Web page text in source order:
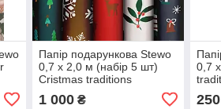
Папір подарункова Stewo
0,7 х 2,0 м (набір 5 шт)
Cristmas traditions
Швейцарія 2528151098-7
1 000₴
0,7
250